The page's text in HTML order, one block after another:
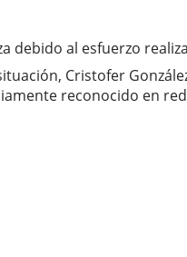
debido al esfuerzo
Cristofer
reconocido en